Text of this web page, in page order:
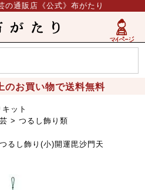
の通販店《公式》布がたり
のお買い物で送料無料
ット
つるし飾り類
るし飾り(小)開運毘沙門天